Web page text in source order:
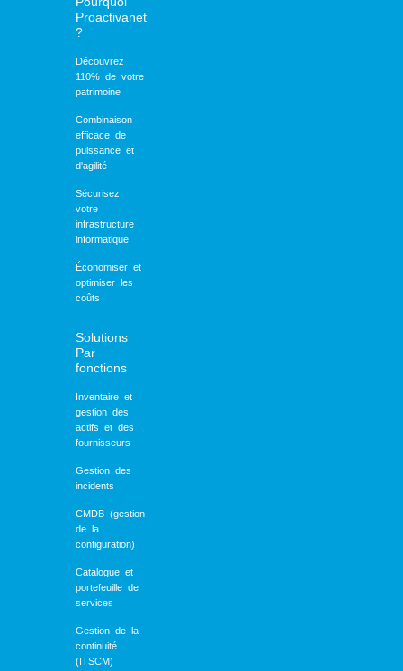
Proactivanet
?
Découvrez
110% de votre
patrimoine
Combinaison
efficace de
puissance et
d'agilité
Sécurisez
votre
infrastructure
informatique
Économiser et
optimiser les
coûts
Solutions
Par
fonctions
Inventaire et
gestion des
actifs et des
fournisseurs
Gestion des
incidents
CMDB (gestion
de la
configuration)
Catalogue et
portefeuille de
services
Gestion de la
continuité
(ITSCM)